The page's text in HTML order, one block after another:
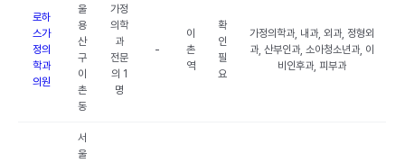
로하
스가
정의
학과
의원
울
용
산
구
이
촌
동
가정
의학
과
전문
의 1
명
-
이
촌
역
확
인
필
요
가정의학과, 내과, 외과, 정형외
과, 산부인과, 소아청소년과, 이
비인후과, 피부과
서
울